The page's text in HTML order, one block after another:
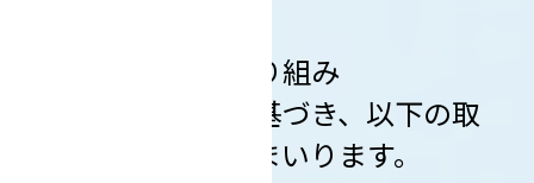
２．具体的な取り組み
この連携に基づき、以下の取
り組みを進めてまいります。